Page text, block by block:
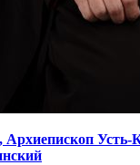
Архиепископ Усть-